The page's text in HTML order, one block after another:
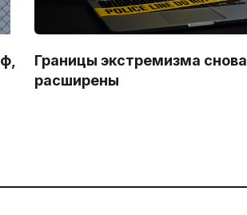
Границы экстремизма снова
расширены